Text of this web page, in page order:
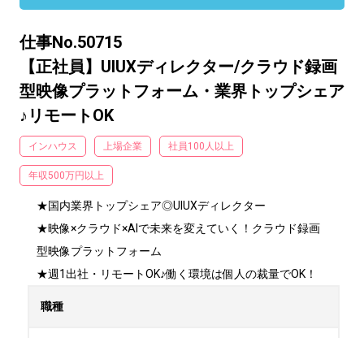
仕事No.50715
【正社員】UIUXディレクター/クラウド録画
型映像プラットフォーム・業界トップシェア
♪リモートOK
インハウス 上場企業 社員100人以上
年収500万円以上
★国内業界トップシェア◎UIUXディレクター
★映像×クラウド×AIで未来を変えていく！クラウド録画
型映像プラットフォーム
★週1出社・リモートOK♪働く環境は個人の裁量でOK！
職種